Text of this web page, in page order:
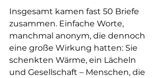
Insgesamt kamen fast 50 Briefe
zusammen. Einfache Worte,
manchmal anonym, die dennoch
eine große Wirkung hatten: Sie
schenkten Wärme, ein Lächeln
und Gesellschaft – Menschen, die